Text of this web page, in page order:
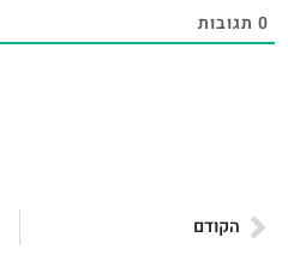
0 תגובות
הקודם